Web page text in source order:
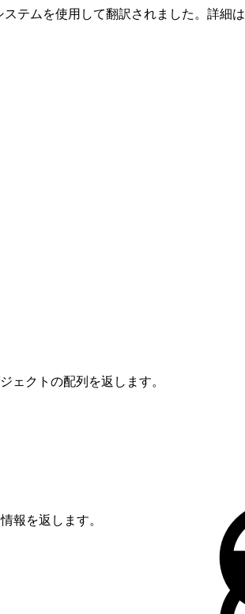
ステムを使用して翻訳されました。詳細は
ェクトの配列を返します。
報を返します。